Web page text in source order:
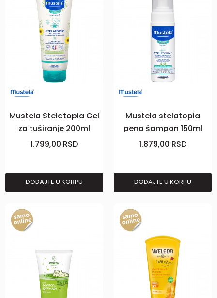
Mustela Stelatopia Gel
za tuširanje 200ml
1.799,00 RSD
DODAJTE U KORPU
Mustela stelatopia
pena šampon 150ml
1.879,00 RSD
DODAJTE U KORPU